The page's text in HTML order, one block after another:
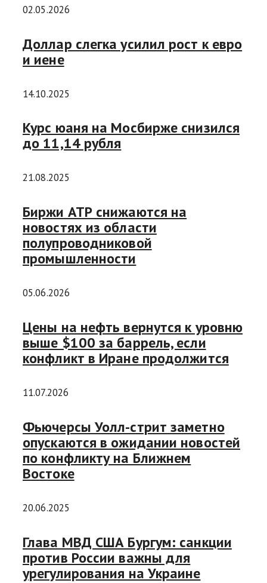
02.05.2026
Доллар слегка усилил рост к евро
и иене
14.10.2025
Курс юаня на Мосбирже снизился
до 11,14 рубля
21.08.2025
Биржи АТР снижаются на
новостях из области
полупроводниковой
промышленности
05.06.2026
Цены на нефть вернутся к уровню
выше $100 за баррель, если
конфликт в Иране продолжится
11.07.2026
Фьючерсы Уолл-стрит заметно
опускаются в ожидании новостей
по конфликту на Ближнем
Востоке
20.06.2025
Глава МВД США Бургум: санкции
против России важны для
урегулирования на Украине